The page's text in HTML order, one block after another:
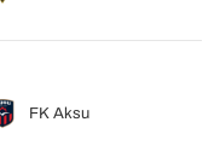
FK Aksu